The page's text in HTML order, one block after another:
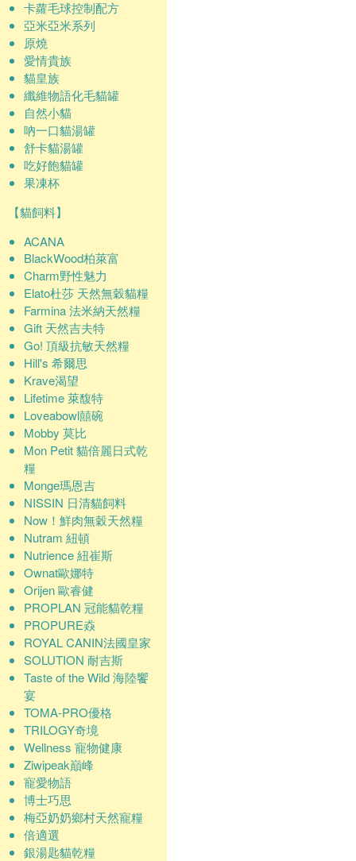
卡蘿毛球控制配方
亞米亞米系列
原燒
愛情貴族
貓皇族
纖維物語化毛貓罐
自然小貓
吶一口貓湯罐
舒卡貓湯罐
吃好飽貓罐
果凍杯
【貓飼料】
ACANA
BlackWood柏萊富
Charm野性魅力
Elato杜莎 天然無穀貓糧
Farmina 法米納天然糧
Gift 天然吉夫特
Go! 頂級抗敏天然糧
Hill's 希爾思
Krave渴望
Lifetime 萊馥特
Loveabowl囍碗
Mobby 莫比
Mon Petit 貓倍麗日式乾
糧
Monge瑪恩吉
NISSIN 日清貓飼料
Now！鮮肉無穀天然糧
Nutram 紐頓
Nutrience 紐崔斯
Ownat歐娜特
Orijen 歐睿健
PROPLAN 冠能貓乾糧
PROPURE猋
ROYAL CANIN法國皇家
SOLUTION 耐吉斯
Taste of the Wild 海陸饗
宴
TOMA-PRO優格
TRILOGY奇境
Wellness 寵物健康
Ziwipeak巔峰
寵愛物語
博士巧思
梅亞奶奶鄉村天然寵糧
倍適選
銀湯匙貓乾糧